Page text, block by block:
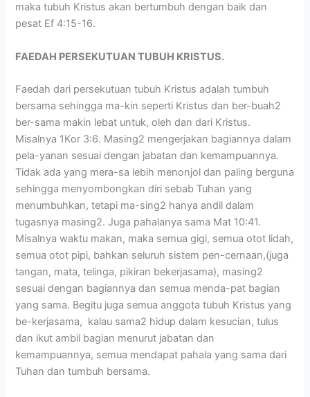
maka tubuh Kristus akan bertumbuh dengan baik dan
pesat Ef 4:15-16.
FAEDAH PERSEKUTUAN TUBUH KRISTUS.
Faedah dari persekutuan tubuh Kristus adalah tumbuh
bersama sehingga ma-kin seperti Kristus dan ber-buah2
ber-sama makin lebat untuk, oleh dan dari Kristus.
Misalnya 1Kor 3:6. Masing2 mengerjakan bagiannya dalam
pela-yanan sesuai dengan jabatan dan kemampuannya.
Tidak ada yang mera-sa lebih menonjol dan paling berguna
sehingga menyombongkan diri sebab Tuhan yang
menumbuhkan, tetapi ma-sing2 hanya andil dalam
tugasnya masing2. Juga pahalanya sama Mat 10:41.
Misalnya waktu makan, maka semua gigi, semua otot lidah,
semua otot pipi, bahkan seluruh sistem pen-cernaan,(juga
tangan, mata, telinga, pikiran bekerjasama), masing2
sesuai dengan bagiannya dan semua menda-pat bagian
yang sama. Begitu juga semua anggota tubuh Kristus yang
be-kerjasama, kalau sama2 hidup dalam kesucian, tulus
dan ikut ambil bagian menurut jabatan dan
kemampuannya, semua mendapat pahala yang sama dari
Tuhan dan tumbuh bersama.